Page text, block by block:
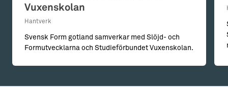
Vuxenskolan
Hantverk
Svensk Form gotland samverkar med Slöjd- och
Formutvecklarna och Studieförbundet Vuxenskolan.